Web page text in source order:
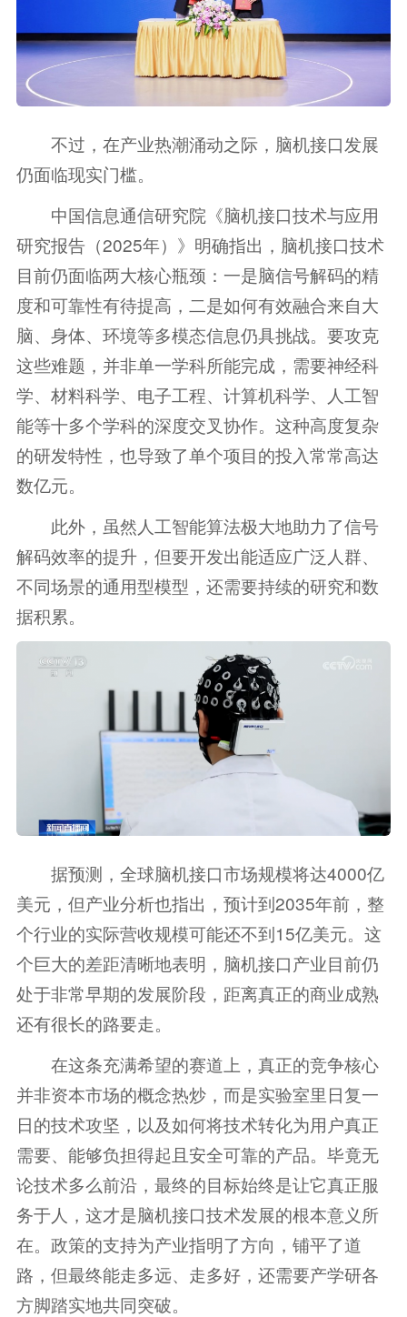
不过，在产业热潮涌动之际，脑机接口发展
仍面临现实门槛。
中国信息通信研究院《脑机接口技术与应用
研究报告（2025年）》明确指出，脑机接口技术
目前仍面临两大核心瓶颈：一是脑信号解码的精
度和可靠性有待提高，二是如何有效融合来自大
脑、身体、环境等多模态信息仍具挑战。要攻克
这些难题，并非单一学科所能完成，需要神经科
学、材料科学、电子工程、计算机科学、人工智
能等十多个学科的深度交叉协作。这种高度复杂
的研发特性，也导致了单个项目的投入常常高达
数亿元。
此外，虽然人工智能算法极大地助力了信号
解码效率的提升，但要开发出能适应广泛人群、
不同场景的通用型模型，还需要持续的研究和数
据积累。
据预测，全球脑机接口市场规模将达4000亿
美元，但产业分析也指出，预计到2035年前，整
个行业的实际营收规模可能还不到15亿美元。这
个巨大的差距清晰地表明，脑机接口产业目前仍
处于非常早期的发展阶段，距离真正的商业成熟
还有很长的路要走。
在这条充满希望的赛道上，真正的竞争核心
并非资本市场的概念热炒，而是实验室里日复一
日的技术攻坚，以及如何将技术转化为用户真正
需要、能够负担得起且安全可靠的产品。毕竟无
论技术多么前沿，最终的目标始终是让它真正服
务于人，这才是脑机接口技术发展的根本意义所
在。政策的支持为产业指明了方向，铺平了道
路，但最终能走多远、走多好，还需要产学研各
方脚踏实地共同突破。